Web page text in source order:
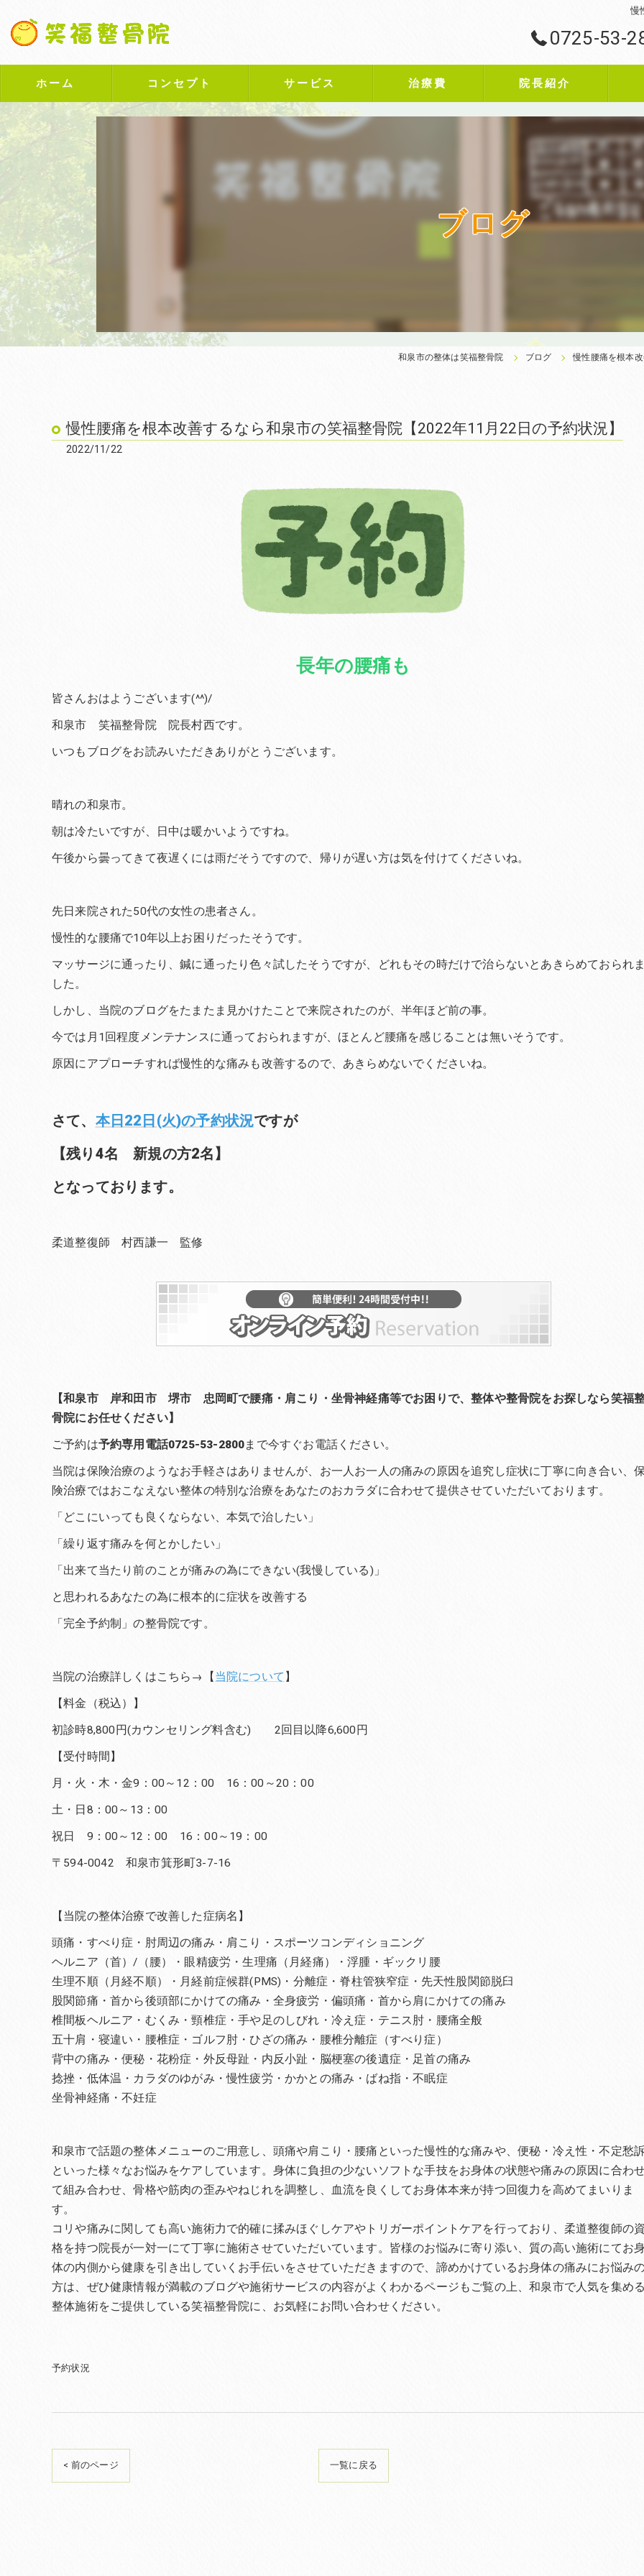
慢
0725-53-
ホーム コンセプト サービス 治療費 院長紹介
ブログ
和泉市の整体は笑福整骨院 ブログ 慢性腰痛を根本
慢性腰痛を根本改善するなら和泉市の笑福整骨院【2022年11月22日の予約状況】
2022/11/22
長年の腰痛も
皆さんおはようございます(^^)/
和泉市 笑福整骨院 院長村西です。
いつもブログをお読みいただきありがとうございます。
晴れの和泉市。
朝は冷たいですが、日中は暖かいようですね。
午後から曇ってきて夜遅くには雨だそうですので、帰りが遅い方は気を付けてくださいね。
先日来院された50代の女性の患者さん。
慢性的な腰痛で10年以上お困りだったそうです。
マッサージに通ったり、鍼に通ったり色々試したそうですが、どれもその時だけで治らないとあきらめておられ
した。
しかし、当院のブログをたまたま見かけたことで来院されたのが、半年ほど前の事。
今では月1回程度メンテナンスに通っておられますが、ほとんど腰痛を感じることは無いそうです。
原因にアプローチすれば慢性的な痛みも改善するので、あきらめないでくださいね。
さて、 本日22日(火)の予約状況ですが
【残り4名 新規の方2名】
となっております。
柔道整復師 村西謙一 監修
【和泉市 岸和田市 堺市 忠岡町で腰痛・肩こり・坐骨神経痛等でお困りで、整体や整骨院をお探しなら笑福
骨院にお任せください】
ご予約は予約専用電話0725-53-2800まで今すぐお電話ください。
当院は保険治療のようなお手軽さはありませんが、お一人お一人の痛みの原因を追究し症状に丁寧に向き合い、
険治療ではおこなえない整体の特別な治療をあなたのおカラダに合わせて提供させていただいております。
「どこにいっても良くならない、本気で治したい」
「繰り返す痛みを何とかしたい」
「出来て当たり前のことが痛みの為にできない(我慢している)」
と思われるあなたの為に根本的に症状を改善する
「完全予約制」の整骨院です。
当院の治療詳しくはこちら→【 当院について 】
【料金（税込）】
初診時8,800円(カウンセリング料含む) 2回目以降6,600円
【受付時間】
月・火・木・金9：00～12：00 16：00～20：00
土・日8：00～13：00
祝日 9：00～12：00 16：00～19：00
〒594-0042 和泉市箕形町3-7-16
【当院の整体治療で改善した症病名】
頭痛・すべり症・肘周辺の痛み・肩こり・スポーツコンディショニング
ヘルニア（首）/（腰）・眼精疲労・生理痛（月経痛）・浮腫・ギックリ腰
生理不順（月経不順）・月経前症候群(PMS)・分離症・脊柱管狭窄症・先天性股関節脱臼
股関節痛・首から後頭部にかけての痛み・全身疲労・偏頭痛・首から肩にかけての痛み
椎間板ヘルニア・むくみ・頸椎症・手や足のしびれ・冷え症・テニス肘・腰痛全般
五十肩・寝違い・腰椎症・ゴルフ肘・ひざの痛み・腰椎分離症（すべり症）
背中の痛み・便秘・花粉症・外反母趾・内反小趾・脳梗塞の後遺症・足首の痛み
捻挫・低体温・カラダのゆがみ・慢性疲労・かかとの痛み・ばね指・不眠症
坐骨神経痛・不妊症
和泉市で話題の整体メニューのご用意し、頭痛や肩こり・腰痛といった慢性的な痛みや、便秘・冷え性・不定愁
といった様々なお悩みをケアしています。身体に負担の少ないソフトな手技をお身体の状態や痛みの原因に合わ
て組み合わせ、骨格や筋肉の歪みやねじれを調整し、血流を良くしてお身体本来が持つ回復力を高めてまいりま
す。
コリや痛みに関しても高い施術力で的確に揉みほぐしケアやトリガーポイントケアを行っており、柔道整復師の
格を持つ院長が一対一にて丁寧に施術させていただいています。皆様のお悩みに寄り添い、質の高い施術にてお
体の内側から健康を引き出していくお手伝いをさせていただきますので、諦めかけているお身体の痛みにお悩み
方は、ぜひ健康情報が満載のブログや施術サービスの内容がよくわかるページもご覧の上、和泉市で人気を集め
整体施術をご提供している笑福整骨院に、お気軽にお問い合わせください。
予約状況
< 前のページ 一覧に戻る